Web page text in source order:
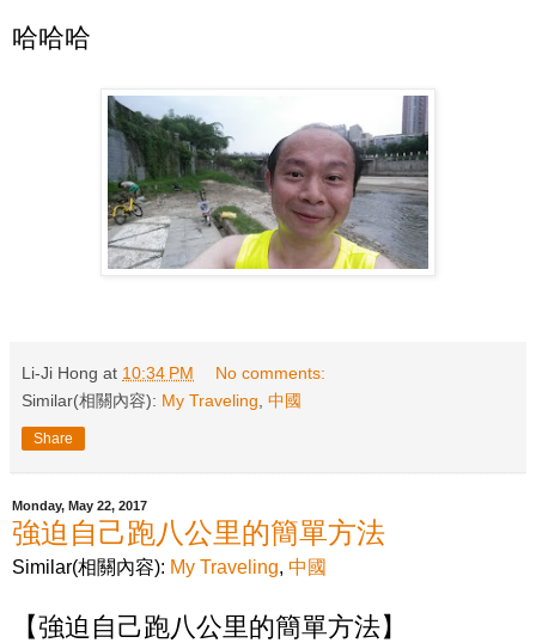
哈哈哈
Li-Ji Hong at 10:34 PM
No comments:
Similar(相關內容): My Traveling 中國
Share
Monday, May 22, 2017
強迫自己跑八公里的簡單方法
Similar(相關內容): My Traveling, 中國
【強迫自己跑八公里的簡單方法】